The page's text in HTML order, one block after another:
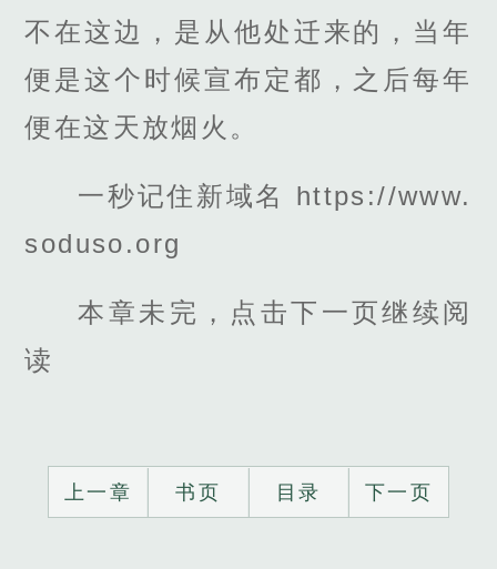
不在这边，是从他处迁来的，当年
便是这个时候宣布定都，之后每年
便在这天放烟火。
一秒记住新域名 https://www.
soduso.org
本章未完，点击下一页继续阅
读
上一章 书页 目录 下一页